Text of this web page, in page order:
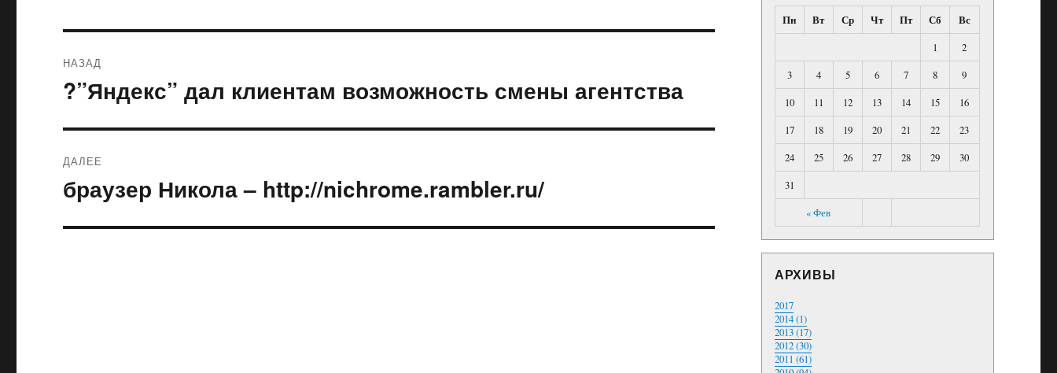
по
НАЗАД
Предыдущая
?”Яндекс” дал клиентам возможность смены агентства
ДАЛЕЕ
Следующая
запись:
браузер Никола – http://nichrome.rambler.ru/
Пн Вт Ср Чт Пт Сб Вс
« Фев
1
2
3
4 5 6 7 8
9
10
11 12 13 14 15
16
17
18 19 20 21 22
23
24
25 26 27 28 29
30
31
АРХИВЫ
2017
2014 (1)
2013 (17)
2012 (30)
2011 (61)